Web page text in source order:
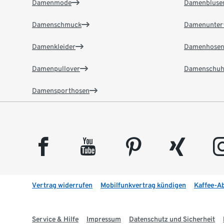
Damenmode
Damenschmuck
Damenkleider
Damenpullover
Damensporthosen
Damenhosen
facebook youtube pinterest xing
Vertrag widerrufen Mobilfunkvertrag kündigen Kaffee-
Service & Hilfe Impressum Datenschutz und Sicherheit